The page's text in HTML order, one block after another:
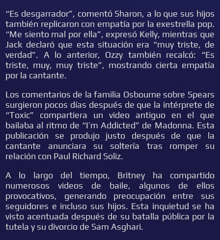
“Es desgarrador”, comentó Sharon, a lo que sus hijos
también replicaron con empatía por la exestrella pop.
“Me siento mal por ella”, expresó Kelly, mientras que
Jack declaró que esta situación era “muy triste, de
verdad”. A lo anterior, Ozzy también recalcó: “Es
triste, muy, muy triste”, mostrando cierta empatía
por la cantante.
Los comentarios de la familia Osbourne sobre Spears
surgieron pocos días después de que la intérprete de
“Toxic” compartiera un video antiguo en el que
bailaba al ritmo de “I’m Addicted” de Madonna. Esta
publicación se produjo justo después de que la
cantante anunciara su soltería tras romper su
relación con Paul Richard Soliz.
A lo largo del tiempo, Britney ha compartido
numerosos videos de baile, algunos de ellos
provocativos, generando preocupación entre sus
seguidores e incluso sus hijos. Esta inquietud se ha
visto acentuada después de su batalla pública por la
tutela y su divorcio de Sam Asghari.